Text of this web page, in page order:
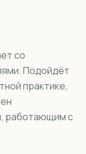
со
Подойдёт
практике,
работающим с